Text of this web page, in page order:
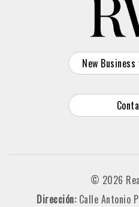
New
© 2026
Dirección: Calle Antonio